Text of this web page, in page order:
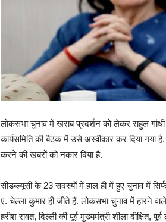
लोकसभा चुनाव में खराब प्रदर्शन को लेकर राहुल
कार्यसमिति की बैठक में उसे अस्वीकार कर दिया
करने की खबरों को नकार दिया है.
सीडब्ल्यूसी के 23 सदस्यों में हाल ही में हुए चुनाव में
ए. चेल्ला कुमार ही जीते हैं. लोकसभा चुनाव में हारने
हरीश रावत, दिल्ली की पूर्व मुख्यमंत्री शीला दीक्षित,